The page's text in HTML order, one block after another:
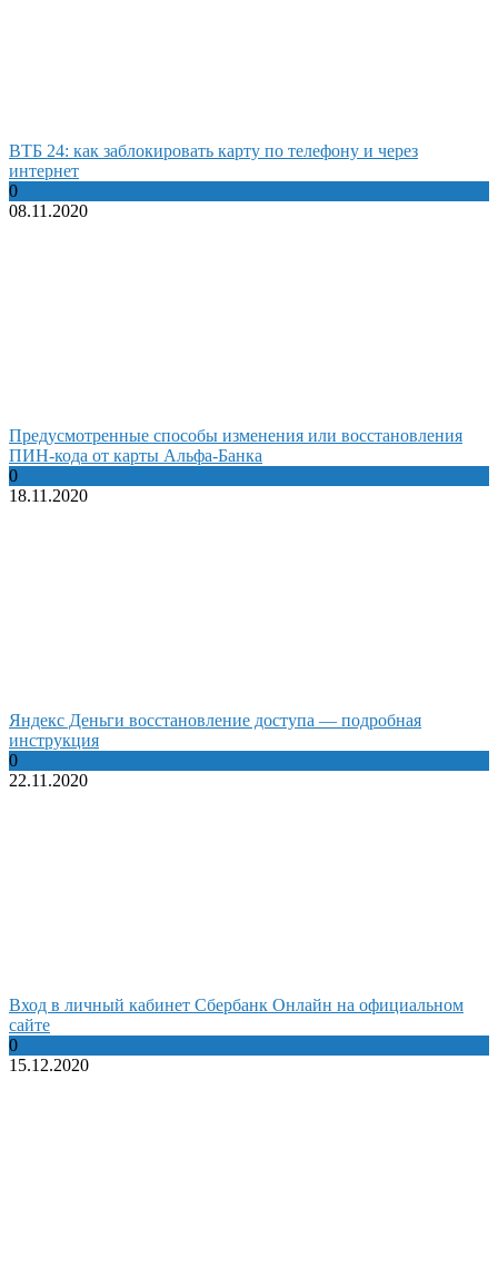
ВТБ 24: как заблокировать карту по телефону и через
интернет
0
08.11.2020
Предусмотренные способы изменения или восстановления
ПИН-кода от карты Альфа-Банка
0
18.11.2020
Яндекс Деньги восстановление доступа — подробная
инструкция
0
22.11.2020
Вход в личный кабинет Сбербанк Онлайн на официальном
сайте
0
15.12.2020